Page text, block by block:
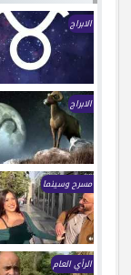
الابراج
الابراج
مسرح وسينما
الرأي العام